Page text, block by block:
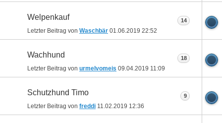
Welpenkauf
Letzter Beitrag von Waschbär 01.06.2019 22:52
14
Wachhund
Letzter Beitrag von urmelvomeis 09.04.2019 11:09
18
Schutzhund Timo
Letzter Beitrag von freddi 11.02.2019 12:36
9